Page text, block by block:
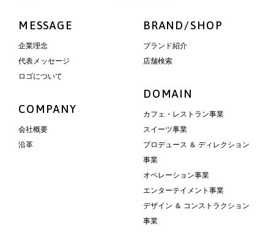
MESSAGE
企業理念
代表メッセージ
ロゴについて
COMPANY
会社概要
沿革
BRAND/SHOP
ブランド紹介
店舗検索
DOMAIN
カフェ・レストラン事業
スイーツ事業
プロデュース ＆ ディレクション
事業
オペレーション事業
エンターテイメント事業
デザイン ＆ コンストラクション
事業